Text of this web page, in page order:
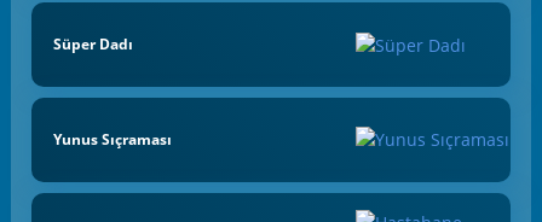
Süper Dadı
Yunus Sıçraması